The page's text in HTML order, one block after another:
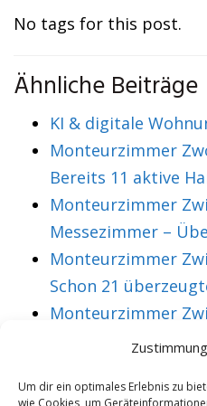
Um dir ein optimales Erlebnis zu
wie Cookies, um
No tags for this post.
Ähnliche Beiträge
KI & digitale
Monteurzimmer
Bereits 11 aktive
Monteurzimmer
Messezimmer –
Monteurzimmer
Schon 21
Monteurzimmer
Über 36 treue